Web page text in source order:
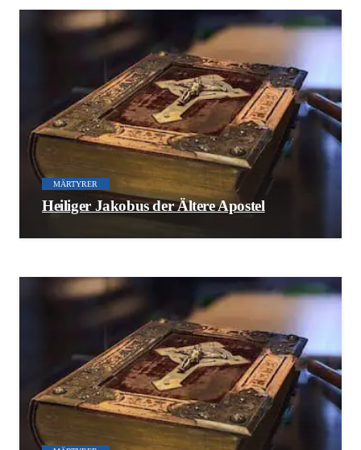
MÄRTYRER
Heiliger Jakobus der Ältere Apostel